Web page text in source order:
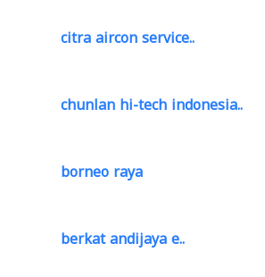
citra aircon service..
chunlan hi-tech indonesia..
borneo raya
berkat andijaya e..